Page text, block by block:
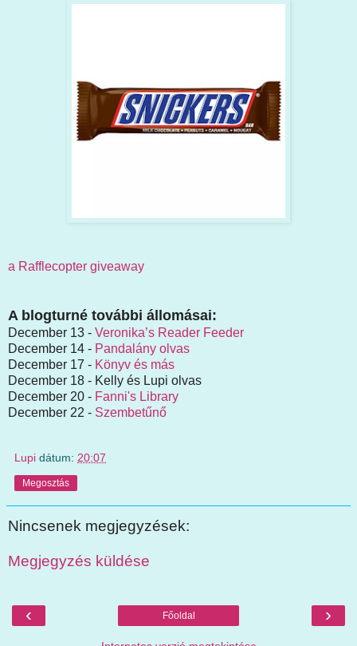
a Rafflecopter giveaway
A blogturné további állomásai:
December 13 - Veronika’s Reader Feeder
December 14 - Pandalány olvas
December 17 - Könyv és más
December 18 - Kelly és Lupi olvas
December 20 - Fanni's Library
December 22 - Szembetűnő
Lupi dátum: 20:07
Megosztás
Nincsenek megjegyzések:
Megjegyzés küldése
‹ ›
Főoldal